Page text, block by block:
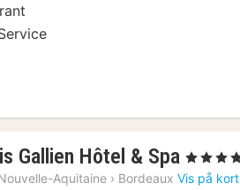
Gallien Hôtel & Spa 1
nat
, 5 Stjerner
Aquitaine › Bordeaux Vis på kort